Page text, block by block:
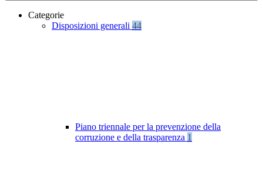
Categorie
Disposizioni generali 44
Piano triennale per la prevenzione della
corruzione e della trasparenza 1